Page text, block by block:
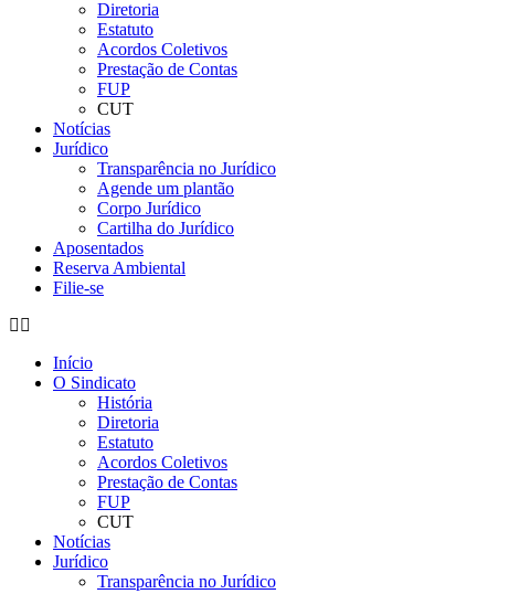
Diretoria
Estatuto
Acordos Coletivos
Prestação de Contas
FUP
CUT
Notícias
Jurídico
Transparência no Jurídico
Agende um plantão
Corpo Jurídico
Cartilha do Jurídico
Aposentados
Reserva Ambiental
Filie-se
Início
O Sindicato
História
Diretoria
Estatuto
Acordos Coletivos
Prestação de Contas
FUP
CUT
Notícias
Jurídico
Transparência no Jurídico